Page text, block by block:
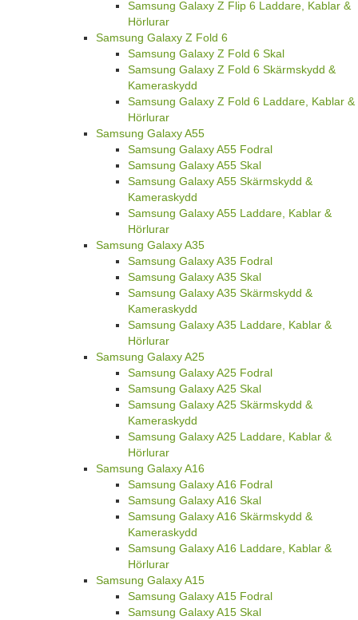
Samsung Galaxy Z Flip 6 Laddare, Kablar &
Hörlurar
Samsung Galaxy Z Fold 6
Samsung Galaxy Z Fold 6 Skal
Samsung Galaxy Z Fold 6 Skärmskydd &
Kameraskydd
Samsung Galaxy Z Fold 6 Laddare, Kablar &
Hörlurar
Samsung Galaxy A55
Samsung Galaxy A55 Fodral
Samsung Galaxy A55 Skal
Samsung Galaxy A55 Skärmskydd &
Kameraskydd
Samsung Galaxy A55 Laddare, Kablar &
Hörlurar
Samsung Galaxy A35
Samsung Galaxy A35 Fodral
Samsung Galaxy A35 Skal
Samsung Galaxy A35 Skärmskydd &
Kameraskydd
Samsung Galaxy A35 Laddare, Kablar &
Hörlurar
Samsung Galaxy A25
Samsung Galaxy A25 Fodral
Samsung Galaxy A25 Skal
Samsung Galaxy A25 Skärmskydd &
Kameraskydd
Samsung Galaxy A25 Laddare, Kablar &
Hörlurar
Samsung Galaxy A16
Samsung Galaxy A16 Fodral
Samsung Galaxy A16 Skal
Samsung Galaxy A16 Skärmskydd &
Kameraskydd
Samsung Galaxy A16 Laddare, Kablar &
Hörlurar
Samsung Galaxy A15
Samsung Galaxy A15 Fodral
Samsung Galaxy A15 Skal